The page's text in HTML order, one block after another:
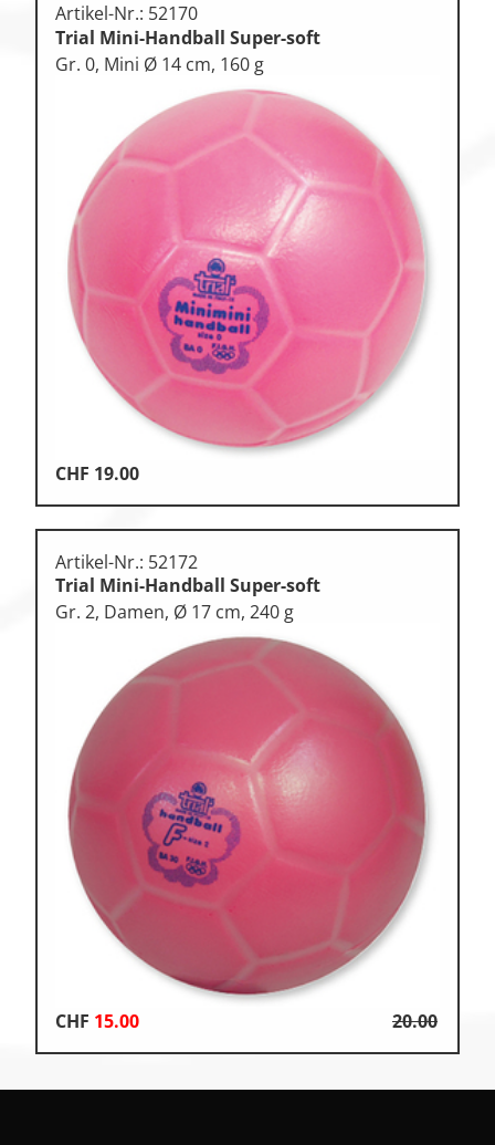
Artikel-Nr.: 52170
Trial Mini-Handball Super-soft
Gr. 0, Mini Ø 14 cm, 160 g
CHF 19.00
Artikel-Nr.: 52172
Trial Mini-Handball Super-soft
Gr. 2, Damen, Ø 17 cm, 240 g
CHF 15.00 20.00